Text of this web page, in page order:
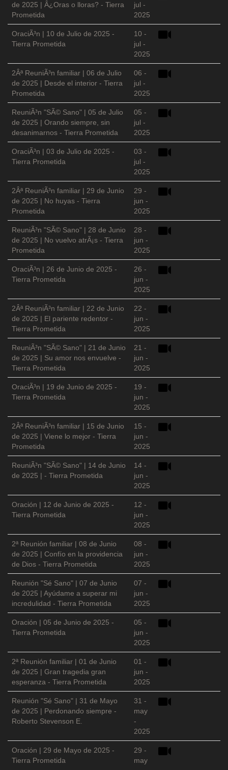
de 2025 | Â¿Oras o lloras? - Tierra
Prometida
jul -
2025
OraciÃ³n | 10 de Julio de 2025 -
Tierra Prometida
10 -
jul -
2025
2Âª ReuniÃ³n familiar | 06 de Julio
de 2025 | Desde el interior - Tierra
Prometida
06 -
jul -
2025
ReuniÃ³n "SÃ© Sano" | 05 de Julio
de 2025 | Orando siempre, sin
desanimarnos - Tierra Prometida
05 -
jul -
2025
OraciÃ³n | 03 de Julio de 2025 -
Tierra Prometida
03 -
jul -
2025
2Âª ReuniÃ³n familiar | 29 de Junio
de 2025 | No huyas - Tierra
Prometida
29 -
jun -
2025
ReuniÃ³n "SÃ© Sano" | 28 de Junio
de 2025 | No vuelvo atrÃ¡s - Tierra
Prometida
28 -
jun -
2025
OraciÃ³n | 26 de Junio de 2025 -
Tierra Prometida
26 -
jun -
2025
2Âª ReuniÃ³n familiar | 22 de Junio
de 2025 | El pariente redentor -
Tierra Prometida
22 -
jun -
2025
ReuniÃ³n "SÃ© Sano" | 21 de Junio
de 2025 | Su amor nos envuelve -
Tierra Prometida
21 -
jun -
2025
OraciÃ³n | 19 de Junio de 2025 -
Tierra Prometida
19 -
jun -
2025
2Âª ReuniÃ³n familiar | 15 de Junio
de 2025 | Viene lo mejor - Tierra
Prometida
15 -
jun -
2025
ReuniÃ³n "SÃ© Sano" | 14 de Junio
de 2025 | - Tierra Prometida
14 -
jun -
2025
Oración | 12 de Junio de 2025 -
Tierra Prometida
12 -
jun -
2025
2ª Reunión familiar | 08 de Junio
de 2025 | Confío en la providencia
de Dios - Tierra Prometida
08 -
jun -
2025
Reunión "Sé Sano" | 07 de Junio
de 2025 | Ayúdame a superar mi
incredulidad - Tierra Prometida
07 -
jun -
2025
Oración | 05 de Junio de 2025 -
Tierra Prometida
05 -
jun -
2025
2ª Reunión familiar | 01 de Junio
de 2025 | Gran tragedia gran
esperanza - Tierra Prometida
01 -
jun -
2025
Reunión "Sé Sano" | 31 de Mayo
de 2025 | Perdonando siempre -
Roberto Stevenson E.
31 -
may
-
2025
Oración | 29 de Mayo de 2025 -
Tierra Prometida
29 -
may